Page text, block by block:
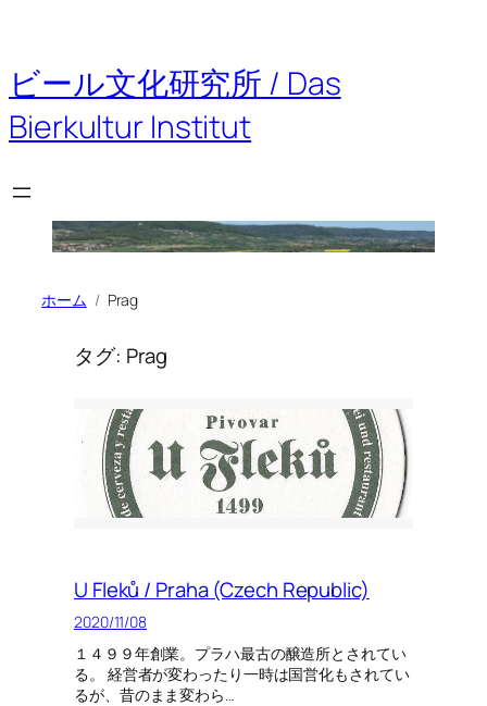
を
ス
キ
ッ
ビール文化研究所 / Das
Bierkultur Institut
ホーム Prag
タグ: Prag
U Fleků / Praha (Czech Republic)
2020/11/08
１４９９年創業。プラハ最古の醸造所とされてい
る。 経営者が変わったり一時は国営化もされてい
るが、昔のまま変わら…